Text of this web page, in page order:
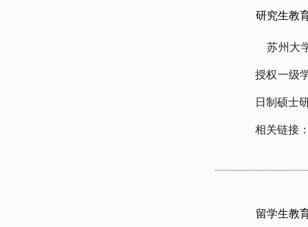
研究生教
苏州大
授权一级
日制硕士
相关链接
留学生教